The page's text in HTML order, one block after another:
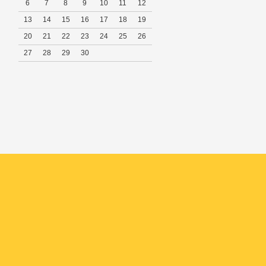
6
7 8 9 10 11
12
13
14 15 16 17 18
19
20
21 22 23 24 25
26
27
28 29 30